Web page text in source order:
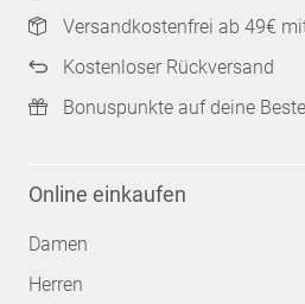
Versandkostenfrei ab 49€
Kostenloser Rückversand
Bonuspunkte auf deine
Online einkaufen
Damen
Herren